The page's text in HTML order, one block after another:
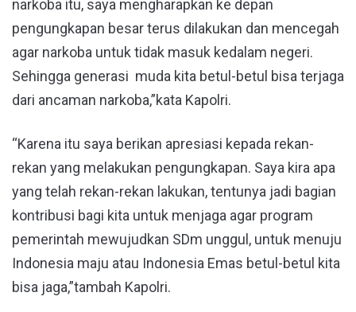
narkoba itu, saya mengharapkan ke depan
pengungkapan besar terus dilakukan dan mencegah
agar narkoba untuk tidak masuk kedalam negeri.
Sehingga generasi muda kita betul-betul bisa terjaga
dari ancaman narkoba,”kata Kapolri.
“Karena itu saya berikan apresiasi kepada rekan-
rekan yang melakukan pengungkapan. Saya kira apa
yang telah rekan-rekan lakukan, tentunya jadi bagian
kontribusi bagi kita untuk menjaga agar program
pemerintah mewujudkan SDm unggul, untuk menuju
Indonesia maju atau Indonesia Emas betul-betul kita
bisa jaga,”tambah Kapolri.